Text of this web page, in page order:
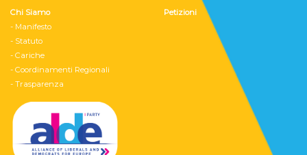
Chi Siamo
- Manifesto
- Statuto
- Cariche
- Coordinamenti Regionali
- Trasparenza
Petizioni